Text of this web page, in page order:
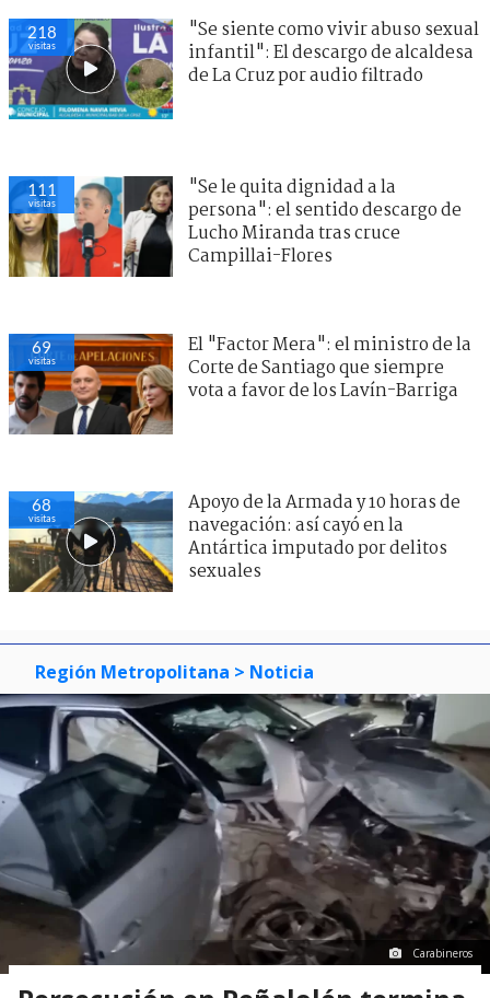
218
visitas
"Se siente como vivir abuso sexual
infantil": El descargo de alcaldesa
de La Cruz por audio filtrado
111
visitas
"Se le quita dignidad a la
persona": el sentido descargo de
Lucho Miranda tras cruce
Campillai-Flores
69
visitas
El "Factor Mera": el ministro de la
Corte de Santiago que siempre
vota a favor de los Lavín-Barriga
68
visitas
Apoyo de la Armada y 10 horas de
navegación: así cayó en la
Antártica imputado por delitos
sexuales
Región Metropolitana > Noticia
Carabineros